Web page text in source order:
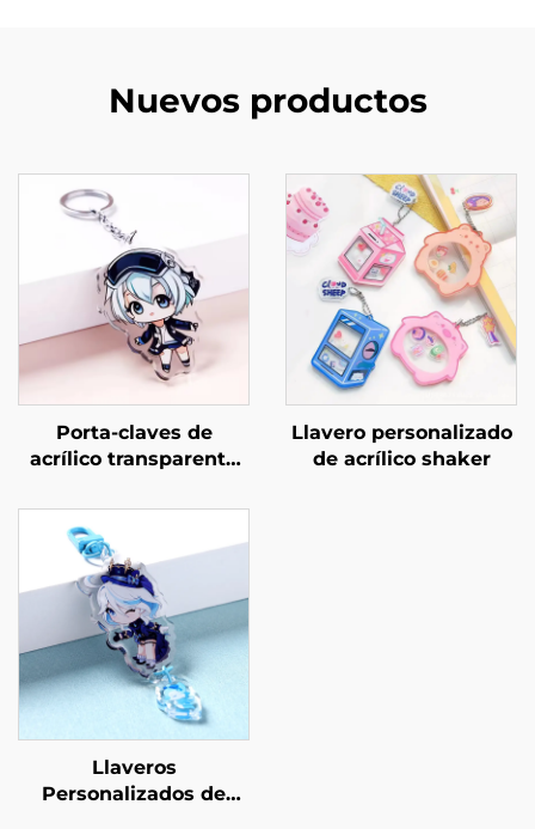
Nuevos productos
Porta-claves de
acrílico transparente
Llavero personalizado
de acrílico shaker
Llaveros
Personalizados de